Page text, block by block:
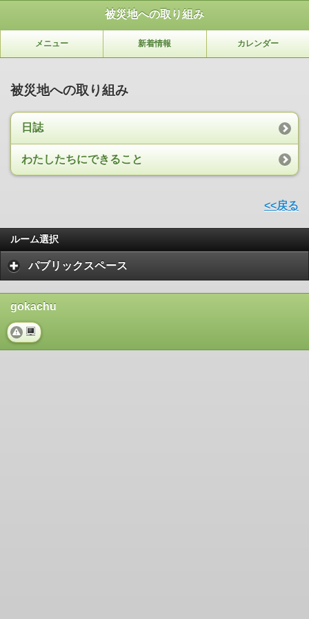
被災地への取り組み
メニュー 新着情報 カレンダー
被災地への取り組み
日誌
わたしたちにできること
<<戻る
ルーム選択
パブリックスペース
gokachu